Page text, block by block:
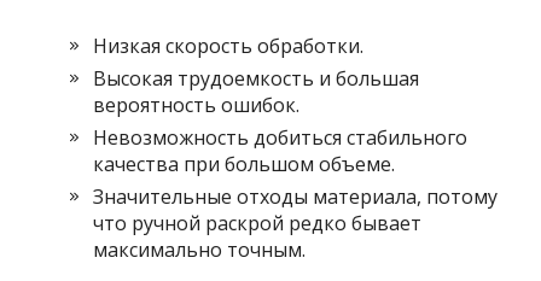
Низкая скорость обработки.
Высокая трудоемкость и большая
вероятность ошибок.
Невозможность добиться стабильного
качества при большом объеме.
Значительные отходы материала, потому
что ручной раскрой редко бывает
максимально точным.